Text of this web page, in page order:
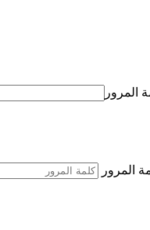
المرور
المرور